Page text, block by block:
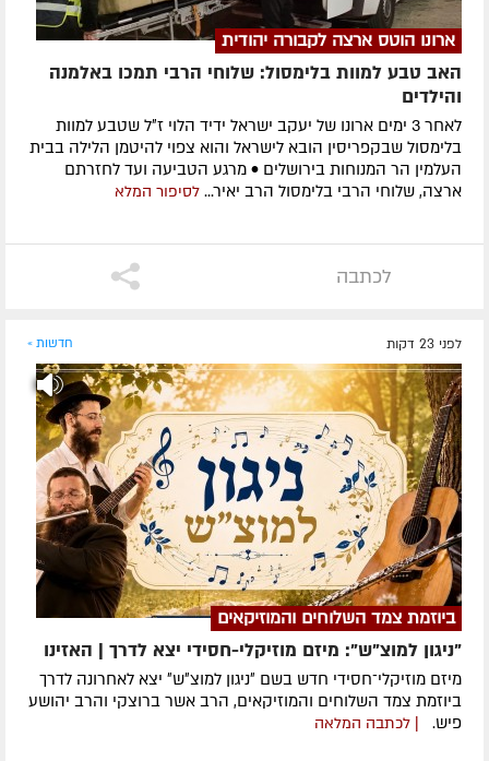
ארונו הוטס ארצה לקבורה יהודית
האב טבע למוות בלימסול: שלוחי הרבי תמכו באלמנה
והילדים
לאחר 3 ימים ארונו של יעקב ישראל ידיד הלוי ז״ל שטבע למוות
בלימסול שבקפריסין הובא לישראל והוא צפוי להיטמן הלילה בבית
העלמין הר המנוחות בירושלים • מרגע הטביעה ועד לחזרתם
ארצה, שלוחי הרבי בלימסול הרב יאיר... לסיפור המלא
לכתבה
לפני 23 דקות חדשות »
ביוזמת צמד השלוחים והמוזיקאים
"ניגון למוצ"ש": מיזם מוזיקלי-חסידי יצא לדרך | האזינו
מיזם מוזיקלי־חסידי חדש בשם ״ניגון למוצ״ש״ יצא לאחרונה לדרך
ביוזמת צמד השלוחים והמוזיקאים, הרב אשר ברוצקי והרב יהושע
פיש. | לכתבה המלאה